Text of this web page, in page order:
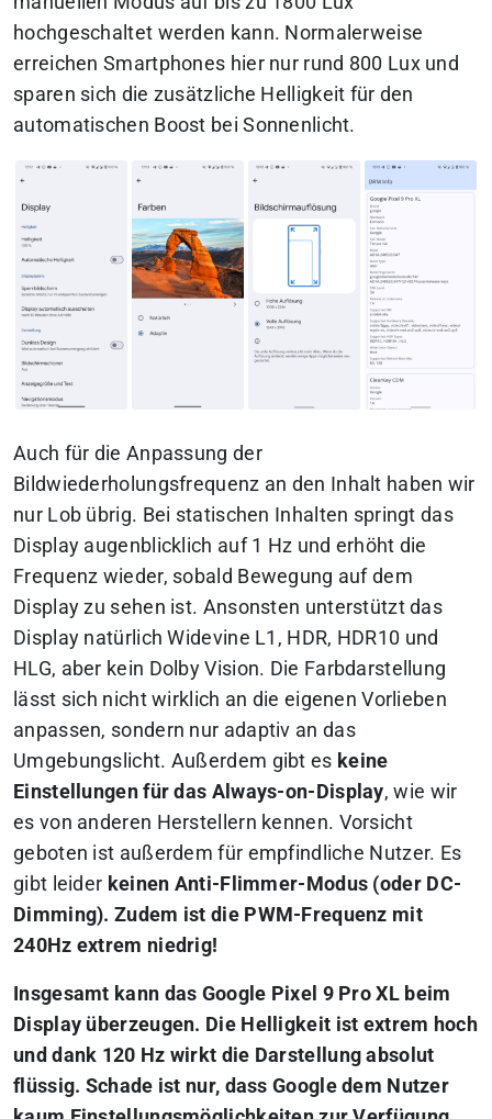
hochgeschaltet werden kann. Normalerweise
erreichen Smartphones hier nur rund 800 Lux und
sparen sich die zusätzliche Helligkeit für den
automatischen Boost bei Sonnenlicht.
Auch für die Anpassung der
Bildwiederholungsfrequenz an den Inhalt haben wir
nur Lob übrig. Bei statischen Inhalten springt das
Display augenblicklich auf 1 Hz und erhöht die
Frequenz wieder, sobald Bewegung auf dem
Display zu sehen ist. Ansonsten unterstützt das
Display natürlich Widevine L1, HDR, HDR10 und
HLG, aber kein Dolby Vision. Die Farbdarstellung
lässt sich nicht wirklich an die eigenen Vorlieben
anpassen, sondern nur adaptiv an das
Umgebungslicht. Außerdem gibt es keine
Einstellungen für das Always-on-Display, wie wir
es von anderen Herstellern kennen. Vorsicht
geboten ist außerdem für empfindliche Nutzer. Es
gibt leider keinen Anti-Flimmer-Modus (oder DC-
Dimming). Zudem ist die PWM-Frequenz mit
240Hz extrem niedrig!
Insgesamt kann das Google Pixel 9 Pro XL beim
Display überzeugen. Die Helligkeit ist extrem hoch
und dank 120 Hz wirkt die Darstellung absolut
flüssig. Schade ist nur, dass Google dem Nutzer